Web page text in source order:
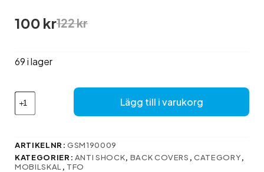
122kr
Det
ursprungliga
var:
100 krDet
nuvarande
är:
69 i lager
Chocksäkert
1,5
mm
till
Redmi
Lägg till i varukorg
ARTIKELNR:GSM190009
KATEGORIER: ANTI SHOCK, BACK COVERS ,CATEGORY,
MOBILSKAL , TFO